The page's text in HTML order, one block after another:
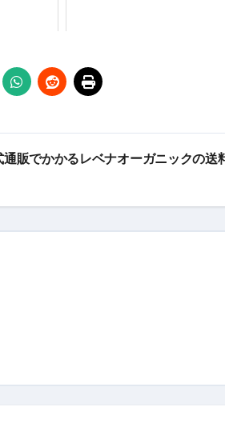
かる効果まとめ】#アーモンド #
ん
ネスの信用を築く――そのすべての
そ買い時！ゲーミングPC・高性能
× iMazing で完成する「究極の
通販でかかるレベナオーガニックの送